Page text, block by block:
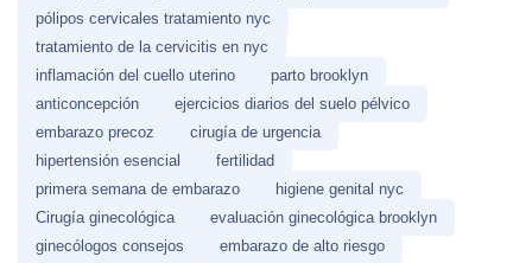
pólipos cervicales tratamiento nyc
tratamiento de la cervicitis en nyc
inflamación del cuello uterino
parto brooklyn
anticoncepción
ejercicios diarios del suelo pélvico
embarazo precoz
cirugía de urgencia
hipertensión esencial
fertilidad
primera semana de embarazo
higiene genital nyc
Cirugía ginecológica
evaluación ginecológica brooklyn
ginecólogos consejos
embarazo de alto riesgo